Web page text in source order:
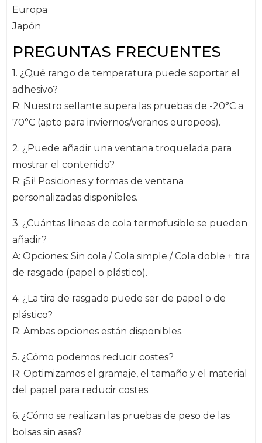
Europa
Japón
PREGUNTAS FRECUENTES
1. ¿Qué rango de temperatura puede soportar el
adhesivo?
R: Nuestro sellante supera las pruebas de -20°C a
70°C (apto para inviernos/veranos europeos).
2. ¿Puede añadir una ventana troquelada para
mostrar el contenido?
R: ¡Sí! Posiciones y formas de ventana
personalizadas disponibles.
3. ¿Cuántas líneas de cola termofusible se pueden
añadir?
A: Opciones: Sin cola / Cola simple / Cola doble + tira
de rasgado (papel o plástico).
4. ¿La tira de rasgado puede ser de papel o de
plástico?
R: Ambas opciones están disponibles.
5. ¿Cómo podemos reducir costes?
R: Optimizamos el gramaje, el tamaño y el material
del papel para reducir costes.
6. ¿Cómo se realizan las pruebas de peso de las
bolsas sin asas?